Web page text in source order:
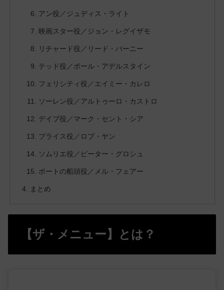
アン役／ジュディス・ライト
映画スター役／ジョン・レグイザモ
リチャード役／リード・バーニー
テッド役／ポール・アデルスタイン
フェリシティ役／エイミー・カレロ
ソーレン役／アルトゥーロ・カストロ
デイブ役／マーク・セント・シア
ブライス役／ロブ・ヤン
ソムリエ役／ピーター・グロシュ
ボートの船頭役／メル・フェアー
まとめ
【ザ・メニュー】とは？